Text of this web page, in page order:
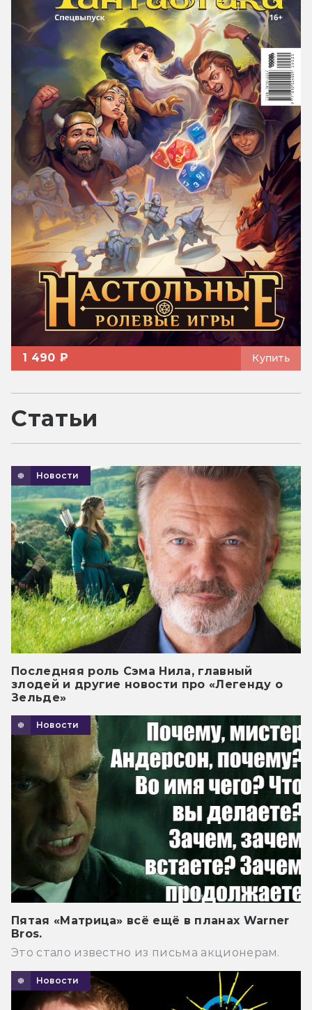
1 490 ₽ Купить
Статьи
Новости
Последняя роль Сэма Нила, главный
злодей и другие новости про «Легенду о
Зельде»
Новости
Пятая «Матрица» всё ещё в планах Warner
Bros.
Это стало известно из письма акционерам.
Новости